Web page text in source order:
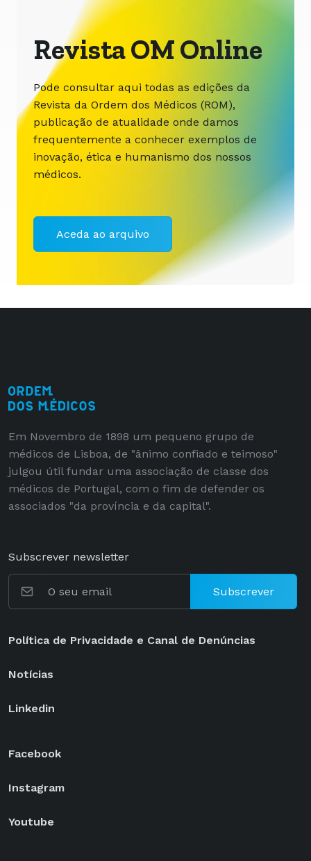
Revista OM Online
Pode consultar aqui todas as edições da
Revista da Ordem dos Médicos (ROM),
publicação de atualidade onde damos
frequentemente a conhecer exemplos de
inovação, ética e humanismo dos nossos
médicos.
Aceda ao arquivo
Em Novembro de 1898 um pequeno grupo de
médicos de Lisboa, de "ânimo confiado e teimoso"
julgou útil fundar uma associação de classe dos
médicos de Portugal, com o fim de defender os
associados "da província e da capital".
Subscrever newsletter
Subscrever
Política de Privacidade e Canal de Denúncias
Notícias
Linkedin
Facebook
Instagram
Youtube